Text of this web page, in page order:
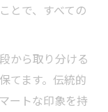
とで、すべての
から取り分ける
てます。伝統的
ートな印象を持